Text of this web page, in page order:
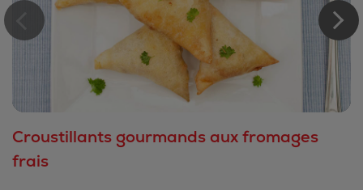
Croustillants gourmands aux fromages
frais